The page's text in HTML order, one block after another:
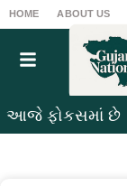
HOME ABOUT US
આજે ફોકસમાં છે